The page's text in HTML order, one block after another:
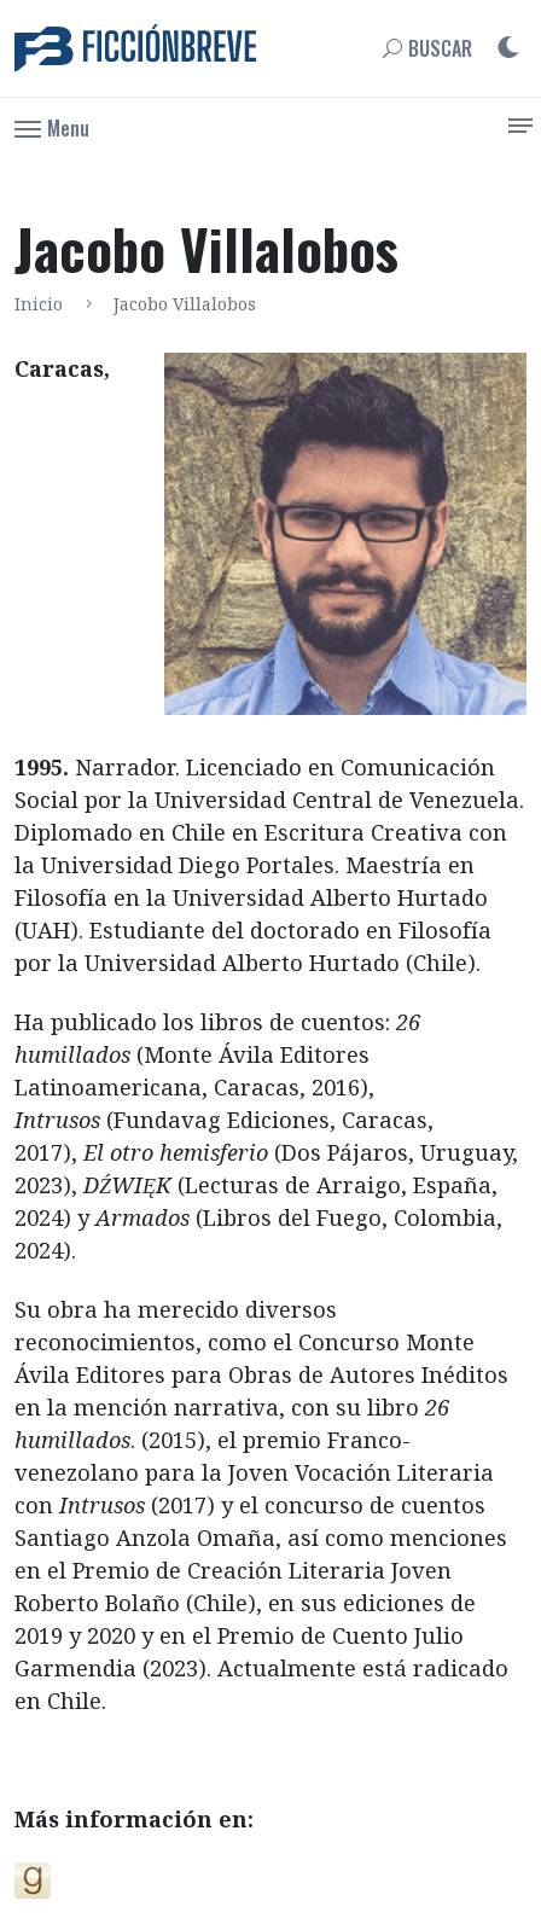
BUSCAR
Menu
Jacobo Villalobos
Inicio Jacobo Villalobos
Caracas,
1995. Narrador. Licenciado en Comunicación
Social por la Universidad Central de Venezuela.
Diplomado en Chile en Escritura Creativa con
la Universidad Diego Portales. Maestría en
Filosofía en la Universidad Alberto Hurtado
(UAH). Estudiante del doctorado en Filosofía
por la Universidad Alberto Hurtado (Chile).
Ha publicado los libros de cuentos:26
humillados (Monte Ávila Editores
Latinoamericana, Caracas, 2016),
Intrusos (Fundavag Ediciones, Caracas,
2017),El otro hemisferio (Dos Pájaros, Uruguay,
2023),DŹWIĘK(Lecturas de Arraigo, España,
2024) yArmados (Libros del Fuego, Colombia,
2024).
Su obra ha merecido diversos
reconocimientos, como el Concurso Monte
Ávila Editores para Obras de Autores Inéditos
en la mención narrativa, con su libro26
humillados. (2015), el premio Franco-
venezolano para la Joven Vocación Literaria
conIntrusos (2017) y el concurso de cuentos
Santiago Anzola Omaña, así como menciones
en el Premio de Creación Literaria Joven
Roberto Bolaño (Chile), en sus ediciones de
2019 y 2020 y en el Premio de Cuento Julio
Garmendia (2023). Actualmente está radicado
en Chile.
Más información en: